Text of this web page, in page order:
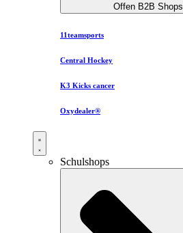
Offen B2B Shops
11teamsports
Central Hockey
K3 Kicks cancer
Oxydealer®
Schulshops